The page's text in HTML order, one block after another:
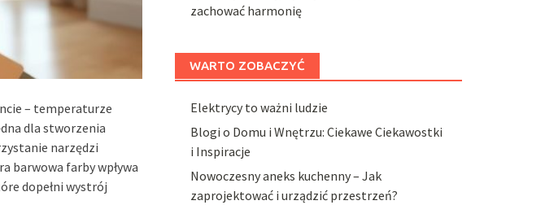
– temperaturze
dla stworzenia
narzędzi
barwowa farby wpływa
dopełni wystrój
zachować harmonię
WARTO ZOBACZYĆ
Elektrycy to ważni ludzie
Blogi o Domu i Wnętrzu: Ciekawe Ciekawostki
i Inspiracje
Nowoczesny aneks kuchenny – Jak
zaprojektować i urządzić przestrzeń?